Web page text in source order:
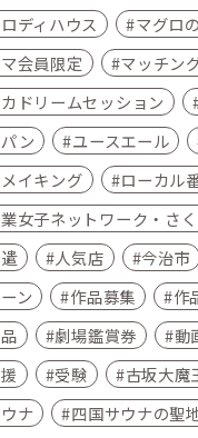
ディハウス
マグロ
会員限定
マッチン
ドリームセッション
ン
ユースエール
イキング
ローカル
女子ネットワーク・さ
人気店 今治市
ン
作品募集 作
劇場鑑賞券 動
受験 古坂大魔
ナ
四国サウナの聖